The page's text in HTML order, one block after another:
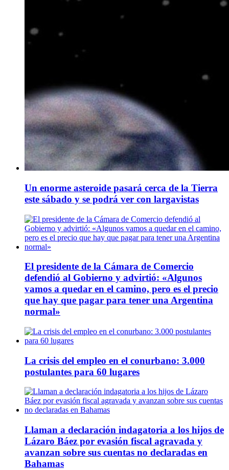
Un enorme asteroide pasará cerca de la Tierra
este sábado y se podrá ver con largavistas
El presidente de la Cámara de Comercio
defendió al Gobierno y advirtió: «Algunos
vamos a quedar en el camino, pero es el precio
que hay que pagar para tener una Argentina
normal»
La crisis del empleo en el conurbano: 3.000
postulantes para 60 lugares
Llaman a declaración indagatoria a los hijos de
Lázaro Báez por evasión fiscal agravada y
avanzan sobre sus cuentas no declaradas en
Bahamas